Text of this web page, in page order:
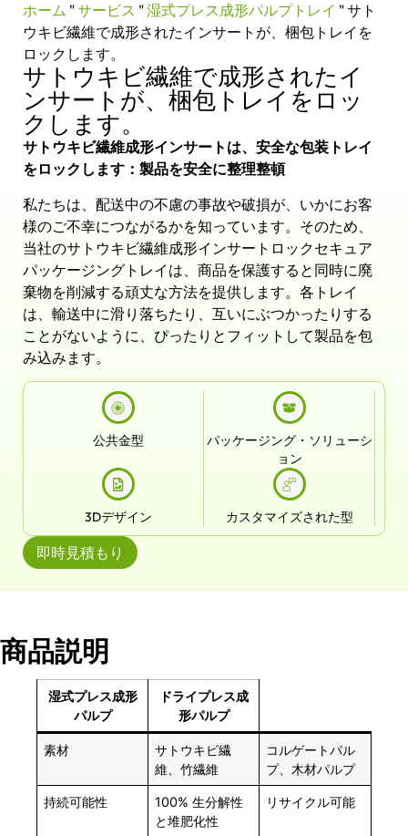
ホーム "サービス "湿式プレス成形パルプトレイ "サト
ウキビ繊維で成形されたインサートが、梱包トレイを
ロックします。
サトウキビ繊維で成形されたイ
ンサートが、梱包トレイをロッ
クします。
サトウキビ繊維成形インサートは、安全な包装トレイ
をロックします：製品を安全に整理整頓
私たちは、配送中の不慮の事故や破損が、いかにお客
様のご不幸につながるかを知っています。そのため、
当社のサトウキビ繊維成形インサートロックセキュア
パッケージングトレイは、商品を保護すると同時に廃
棄物を削減する頑丈な方法を提供します。各トレイ
は、輸送中に滑り落ちたり、互いにぶつかったりする
ことがないように、ぴったりとフィットして製品を包
み込みます。
公共金型
パッケージング・ソリューシ
ョン
3Dデザイン カスタマイズされた型
即時見積もり
商品説明
湿式プレス成形
パルプ
ドライプレス成
形パルプ
素材
サトウキビ繊
維、竹繊維
コルゲートパル
プ、木材パルプ
持続可能性
100% 生分解性
と堆肥化性
リサイクル可能